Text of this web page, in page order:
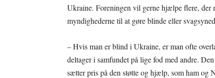
Ukraine. Foreningen vil gerne hjælpe flere, der
myndighederne til at gøre blinde eller
– Hvis man er blind i Ukraine, er man ofte
deltager i samfundet på lige fod med andre.
sætter pris på den støtte og hjælp, som ham og